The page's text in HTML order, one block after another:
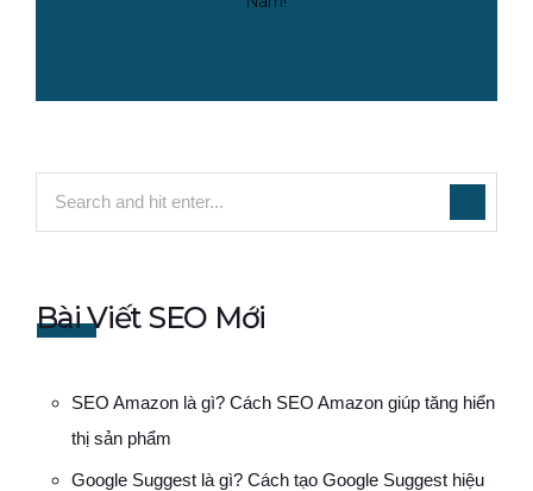
Bài Viết SEO Mới
SEO Amazon là gì? Cách SEO Amazon giúp tăng hiển
thị sản phẩm
Google Suggest là gì? Cách tạo Google Suggest hiệu